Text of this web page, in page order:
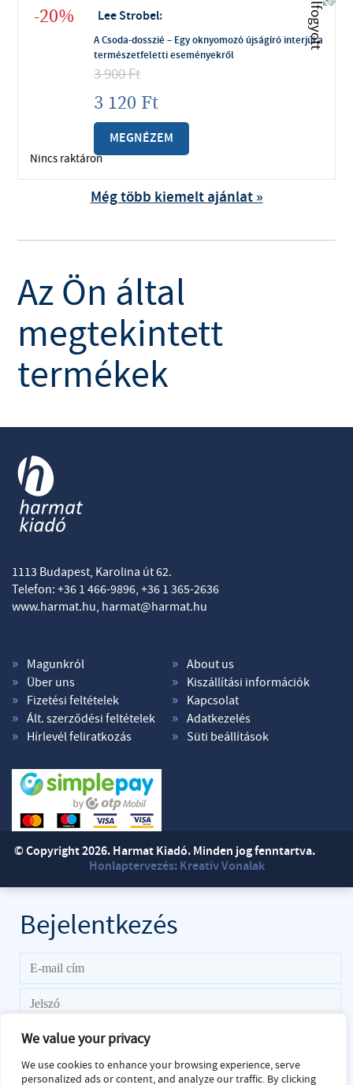
We value your privacy
We use cookies to enhance your browsing experience, serve
personalized ads or content, and analyze our traffic. By clicking
-20% Lee Strobel:
A Csoda-dosszié – Egy oknyomozó újságíró interjúi a
természetfeletti eseményekről
3 900Ft
3 120 Ft
Nincs raktáron
MEGNÉZEM
Még több kiemelt ajánlat »
Az Ön által
megtekintett
termékek
1113 Budapest, Karolina út 62.
Telefon: +36 1 466-9896, +36 1 365-2636
www.harmat.hu, harmat@harmat.hu
Magunkról
About us
Über uns
Kiszállítási információk
Fizetési feltételek
Kapcsolat
Ált. szerződési feltételek
Adatkezelés
Hírlevél feliratkozás
Süti beállítások
© Copyright 2026. Harmat Kiadó. Minden jog fenntartva.
Honlaptervezés: Kreatív Vonalak
Bejelentkezés